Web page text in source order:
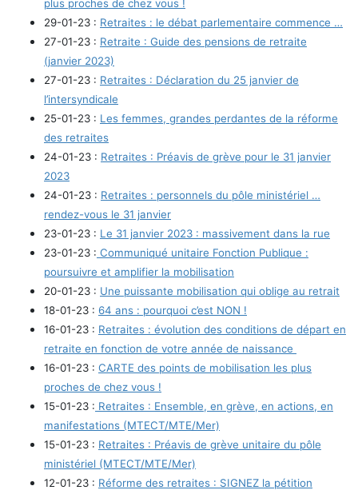
plus proches de chez vous !
29-01-23 : Retraites : le débat parlementaire commence …
27-01-23 : Retraite : Guide des pensions de retraite
(janvier 2023)
27-01-23 : Retraites : Déclaration du 25 janvier de
l’intersyndicale
25-01-23 : Les femmes, grandes perdantes de la réforme
des retraites
24-01-23 : Retraites : Préavis de grève pour le 31 janvier
2023
24-01-23 : Retraites : personnels du pôle ministériel …
rendez-vous le 31 janvier
23-01-23 : Le 31 janvier 2023 : massivement dans la rue
23-01-23 : Communiqué unitaire Fonction Publique :
poursuivre et amplifier la mobilisation
20-01-23 : Une puissante mobilisation qui oblige au retrait
18-01-23 : 64 ans : pourquoi c’est NON !
16-01-23 : Retraites : évolution des conditions de départ en
retraite en fonction de votre année de naissance
16-01-23 : CARTE des points de mobilisation les plus
proches de chez vous !
15-01-23 : Retraites : Ensemble, en grève, en actions, en
manifestations (MTECT/MTE/Mer)
15-01-23 : Retraites : Préavis de grève unitaire du pôle
ministériel (MTECT/MTE/Mer)
12-01-23 : Réforme des retraites : SIGNEZ la pétition